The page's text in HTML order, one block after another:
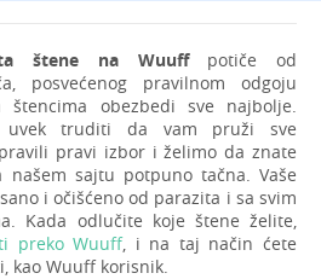
štene na Wuuffpotiče od
posvećenog pravilnom odgoju
obezbedi sve najbolje.
uvek truditi da vam pruži sve
pravi izbor i želimo da znate
sajtu potpuno tačna. Vaše
i očišćeno od parazita i sa svim
Kada odlučite koje štene želite,
preko Wuuff, i na taj način ćete
kao Wuuff korisnik.